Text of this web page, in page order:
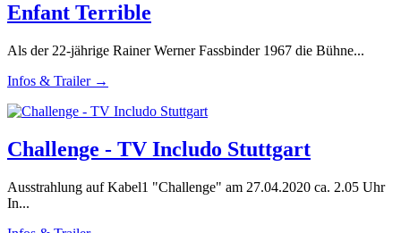
Enfant Terrible
Als der 22-jährige Rainer Werner Fassbinder 1967 die Bühne...
Infos & Trailer →
Challenge - TV Includo Stuttgart
Ausstrahlung auf Kabel1 "Challenge" am 27.04.2020 ca. 2.05 Uhr
In...